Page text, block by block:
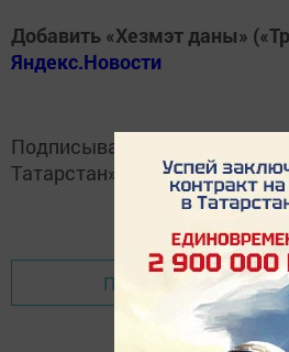
Добавить «Хезмэт даны»
Яндекс.Новости
Подписывайтесь на
Татарстан»
Перейти на страницу